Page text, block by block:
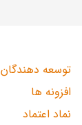
توسعه دهندگان
افزونه ها
نماد اعتماد